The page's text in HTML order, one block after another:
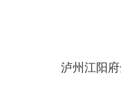
泸州江阳